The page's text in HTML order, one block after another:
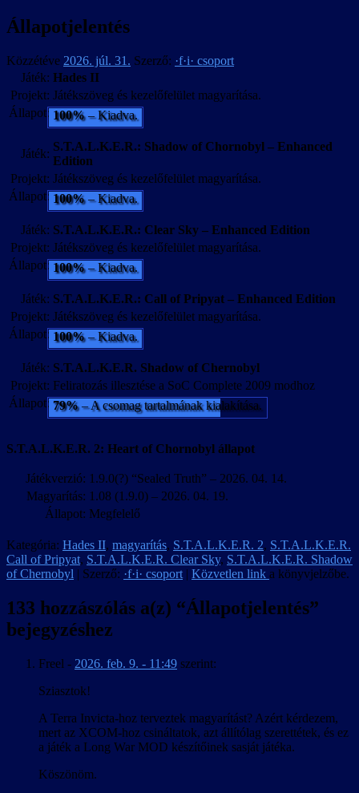
Állapotjelentés
Közzétéve 2026. júl. 31. Szerző: ·f·i· csoport
Játék: Hades II
Projekt: Játékszöveg és kezelőfelület magyarítása.
Állapot: 100%– Kiadva.
Játék:
S.T.A.L.K.E.R.: Shadow of Chornobyl – Enhanced
Edition
Projekt: Játékszöveg és kezelőfelület magyarítása.
Állapot: 100%– Kiadva.
Játék: S.T.A.L.K.E.R.: Clear Sky – Enhanced Edition
Projekt: Játékszöveg és kezelőfelület magyarítása.
Állapot: 100%– Kiadva.
Játék: S.T.A.L.K.E.R.: Call of Pripyat – Enhanced Edition
Projekt: Játékszöveg és kezelőfelület magyarítása.
Állapot: 100%– Kiadva.
Játék: S.T.A.L.K.E.R. Shadow of Chernobyl
Projekt: Feliratozás illesztése a SoC Complete 2009 modhoz
Állapot: 79%– A csomag tartalmának kialakítása.
S.T.A.L.K.E.R. 2: Heart of Chornobyl állapot
Játékverzió: 1.9.0(?) “Sealed Truth” – 2026. 04. 14.
Magyarítás: 1.08 (1.9.0) – 2026. 04. 19.
Állapot: Megfelelő
Kategória: Hades II, magyarítás, S.T.A.L.K.E.R. 2, S.T.A.L.K.E.R.
Call of Pripyat, S.T.A.L.K.E.R. Clear Sky, S.T.A.L.K.E.R. Shadow
of Chernobyl | Szerző: ·f·i· csoport | Közvetlen link a könyvjelzőbe.
133 hozzászólás a(z) “Állapotjelentés”
bejegyzéshez
Freel - 2026. feb. 9. - 11:49 szerint:
Sziasztok!
A Terra Invicta-hoz terveztek magyarítást? Azért kérdezem,
mert az XCOM-hoz csináltatok, azt állítólag szerettétek, és ez
a játék a Long War MOD készítőinek sasját játéka.
Köszönöm.